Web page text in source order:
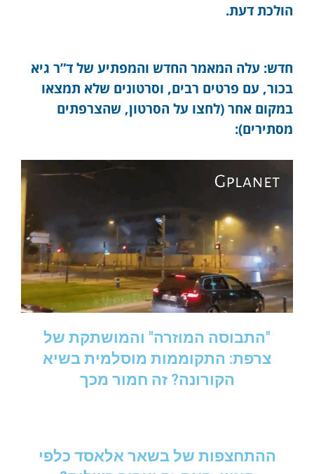
הולכת דעת.
חדש: עלה המאמר החדש והמפתיע של ד”ר גיא
בכור, עם פרטים רבים, וסרטונים שלא תמצאו
במקום אחר (לחצו על הסרטון, שהצרפתים
מסתירים):
"התבוסה המוזרה" והמושתקת של
צרפת: התקוממות מוסלמית בשיא
הקורונה? זה חמור מכך
ההתחצפות של בשאר אלאסד כלפי